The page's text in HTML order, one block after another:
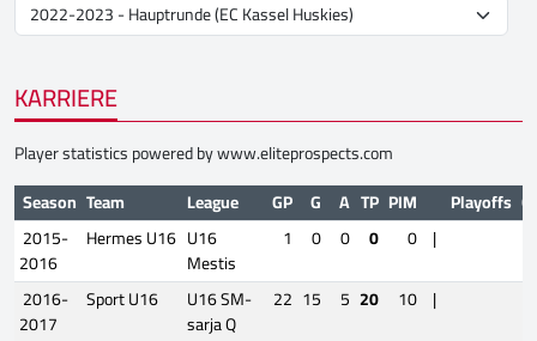
KARRIERE
Player statistics powered bywww.eliteprospects.com
Season Team League GP G A TP PIM Playoffs
2015-
2016
Hermes U16 U16
Mestis
1 0 0 0 0 |
2016-
2017
Sport U16
U16 SM-
sarja Q
22 15 5 20 10 |